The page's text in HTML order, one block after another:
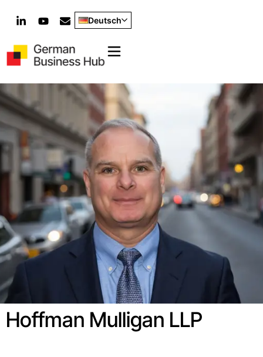
Deutsch
Hoffman Mulligan LLP